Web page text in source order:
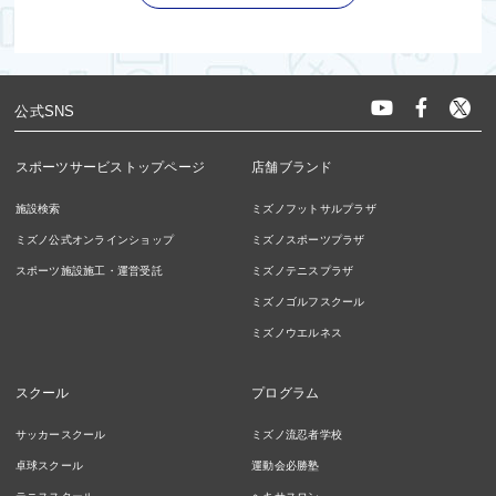
公式SNS
スポーツサービストップページ
施設検索
ミズノ公式オンラインショップ
スポーツ施設施工・運営受託
店舗ブランド
ミズノフットサルプラザ
ミズノスポーツプラザ
ミズノテニスプラザ
ミズノゴルフスクール
ミズノウエルネス
スクール
サッカースクール
卓球スクール
プログラム
ミズノ流忍者学校
運動会必勝塾